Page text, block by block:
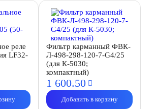
реле
LF32-
Фильтр карманный ФВК-
Л-498-298-120-7-G4/25
(для К-5030;
компактный)
1 600.50
Добавить в корзину